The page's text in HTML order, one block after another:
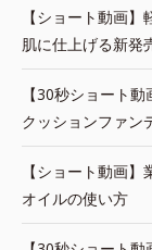
【ショート動画
肌に仕上げる新発
【30秒ショート
クッションファン
【ショート動画
オイルの使い方